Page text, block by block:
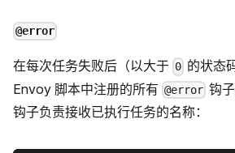
@error
在每次任务失败后（以大于 0 的状态
Envoy 脚本中注册的所有 @error 钩
钩子负责接收已执行任务的名称：